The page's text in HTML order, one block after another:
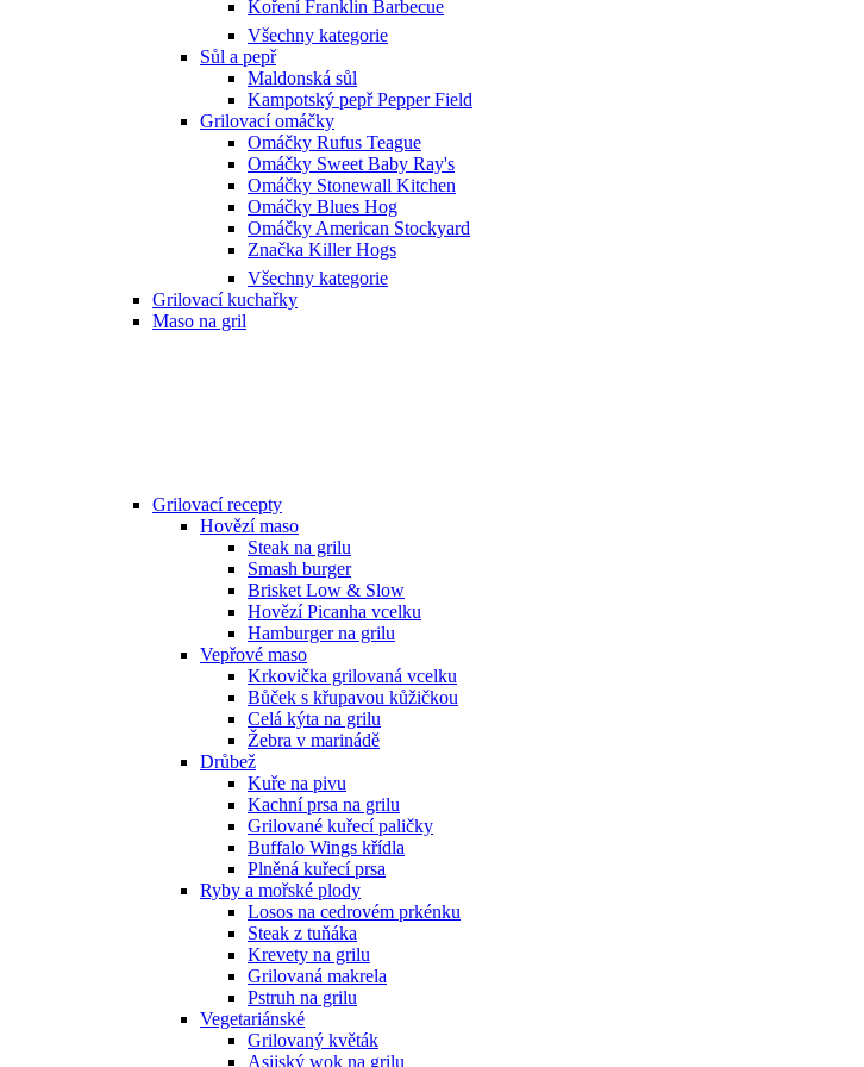
Koření Franklin Barbecue
Všechny kategorie
Sůl a pepř
Maldonská sůl
Kampotský pepř Pepper Field
Grilovací omáčky
Omáčky Rufus Teague
Omáčky Sweet Baby Ray's
Omáčky Stonewall Kitchen
Omáčky Blues Hog
Omáčky American Stockyard
Značka Killer Hogs
Všechny kategorie
Grilovací kuchařky
Maso na gril
Grilovací recepty
Hovězí maso
Steak na grilu
Smash burger
Brisket Low & Slow
Hovězí Picanha vcelku
Hamburger na grilu
Vepřové maso
Krkovička grilovaná vcelku
Bůček s křupavou kůžičkou
Celá kýta na grilu
Žebra v marinádě
Drůbež
Kuře na pivu
Kachní prsa na grilu
Grilované kuřecí paličky
Buffalo Wings křídla
Plněná kuřecí prsa
Ryby a mořské plody
Losos na cedrovém prkénku
Steak z tuňáka
Krevety na grilu
Grilovaná makrela
Pstruh na grilu
Vegetariánské
Grilovaný květák
Asijský wok na grilu